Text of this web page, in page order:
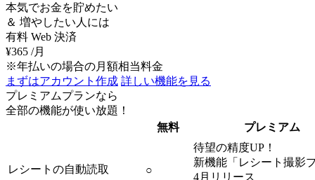
本気でお金を貯めたい
＆ 増やしたい人には
有料 Web 決済
¥365 /月
※年払いの場合の月額相当料金
まずはアカウント作成 詳しい機能を見る
プレミアムプランなら
全部の機能が使い放題！
無料
プレミアム
レシートの自動読取 ○
待望の精度UP！
新機能「レシート撮影
4月リリース